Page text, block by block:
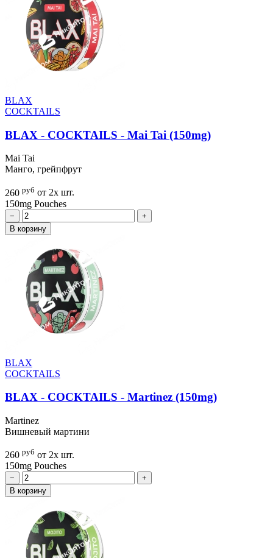
BLAX
COCKTAILS
BLAX - COCKTAILS - Mai Tai (150mg)
Mai Tai
Манго, грейпфрут
260 руб от 2х шт.
150mg Pouches
−
+
В корзину
BLAX
COCKTAILS
BLAX - COCKTAILS - Martinez (150mg)
Martinez
Вишневый мартини
260 руб от 2х шт.
150mg Pouches
−
+
В корзину